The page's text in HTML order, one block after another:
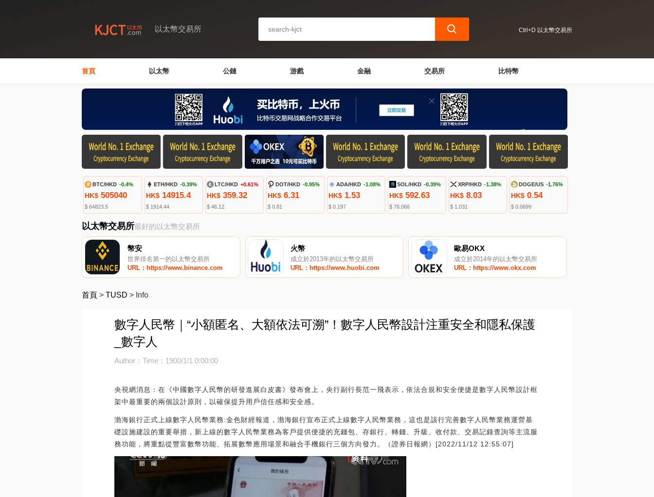
以太幣交易所 Ctrl+D 以太幣交易所
首頁 以太幣 公鏈 游戲 金融 交易所 比特幣
BTC/HKD -0.4%
HK$ 505040
$ 64823.5
ETH/HKD -0.39%
HK$14915.4
$ 1914.44
LTC/HKD +0.61%
HK$359.32
$ 46.12
DOT/HKD -0.95%
HK$6.31
$ 0.81
ADA/HKD -1.08%
HK$1.53
$ 0.197
SOL/HKD -0.39%
HK$ 592.63
$ 76.066
XRP/HKD -1.38%
HK$ 8.03
$ 1.031
DOGE/US -1.76%
HK$ 0.54
$ 0.0699
以太幣交易所最好的以太幣交易所
幣安
世界排名第一的以太幣交易所
URL：https://www.binance.com
火幣
成立於2013年的以太幣交易所
URL：https://www.huobi.com
歐易OKX
成立於2014年的以太幣交易所
URL：https://www.okx.com
首頁 > TUSD > Info
數字人民幣｜“小額匿名、大額依法可溯”！數字人民幣設計注重安全和隱私保護
_數字人
Author：Time：1900/1/1 0:00:00
央視網消息：在《中國數字人民幣的研發進展白皮書》發布會上，央行副行長范一飛表示，依法合規和安全便捷是數字人民幣設計框
架中最重要的兩個設計原則，以確保提升用戶信任感和安全感。
渤海銀行正式上線數字人民幣業務:金色財經報道，渤海銀行宣布正式上線數字人民幣業務，這也是該行完善數字人民幣業務運營基
礎設施建設的重要舉措，新上線的數字人民幣業務為客戶提供便捷的充錢包、存銀行、轉錢、升級、收付款、交易記錄查詢等主流服
務功能，將重點從豐富數幣功能、拓展數幣應用場景和融合手機銀行三個方向發力。（證券日報網）[2022/11/12 12:55:07]